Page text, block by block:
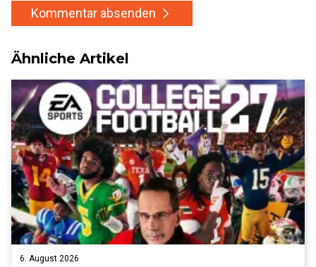
Kommentar absenden
Ähnliche Artikel
6. August 2026